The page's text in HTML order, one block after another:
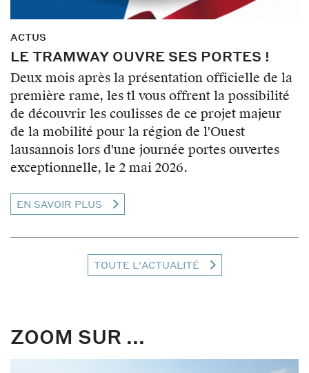
ACTUS
LE TRAMWAY OUVRE SES PORTES !
Deux mois après la présentation officielle de la
première rame, les tl vous offrent la possibilité
de découvrir les coulisses de ce projet majeur
de la mobilité pour la région de l'Ouest
lausannois lors d'une journée portes ouvertes
exceptionnelle, le 2 mai 2026.
EN SAVOIR PLUS
TOUTE L'ACTUALITÉ
ZOOM SUR ...